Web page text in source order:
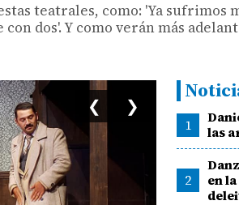
teatrales, como: 'Ya sufrimos
dos'. Y como verán más
❮ ❯
1
las
2
en